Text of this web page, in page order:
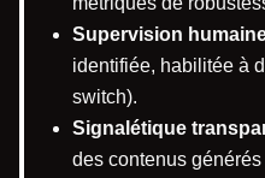
Supervision
identifiée, habilitée à
switch).
Signalétique
des contenus